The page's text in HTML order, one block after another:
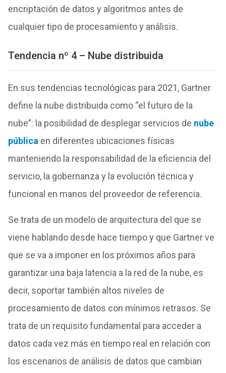
encriptación de datos y algoritmos antes de
cualquier tipo de procesamiento y análisis.
Tendencia nº 4 – Nube distribuida
En sus tendencias tecnológicas para 2021, Gartner
define la nube distribuida como “el futuro de la
nube”: la posibilidad de desplegar servicios de nube
públicaen diferentes ubicaciones físicas
manteniendo la responsabilidad de la eficiencia del
servicio, la gobernanza y la evolución técnica y
funcional en manos del proveedor de referencia.
Se trata de un modelo de arquitectura del que se
viene hablando desde hace tiempo y que Gartner ve
que se va a imponer en los próximos años para
garantizar una baja latencia a la red de la nube, es
decir, soportar también altos niveles de
procesamiento de datos con mínimos retrasos. Se
trata de un requisito fundamental para acceder a
datos cada vez más en tiempo real en relación con
los escenarios de análisis de datos que cambian